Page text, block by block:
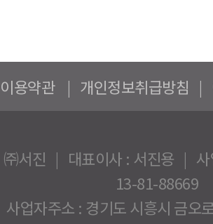
이용약관| 개인정보취급방침 |
㈜서진 | 대표이사 : 서진용 | 사
13-81-88669
사업자주소 : 경기도 시흥시 금오